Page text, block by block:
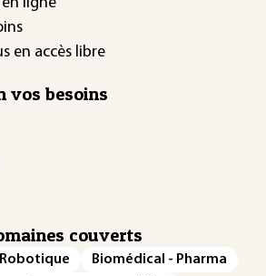
en accès libre
vos besoins
couverts
Biomédical - Pharma